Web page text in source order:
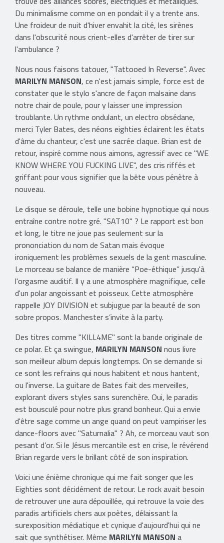
Du minimalisme comme on en pondait il y a trente ans.
Une froideur de nuit d'hiver envahit la cité, les sirènes
dans l'obscurité nous crient-elles d'arrêter de tirer sur
l'ambulance ?
Nous nous faisons tatouer, "Tattooed In Reverse". Avec
MARILYN MANSON, ce n'est jamais simple, force est de
constater que le stylo s'ancre de façon malsaine dans
notre chair de poule, pour y laisser une impression
troublante. Un rythme ondulant, un electro obsédane,
merci Tyler Bates, des néons eighties éclairent les états
d'âme du chanteur, c'est une sacrée claque. Brian est de
retour, inspiré comme nous aimons, agressif avec ce "WE
KNOW WHERE YOU FUCKING LIVE", des cris riffés et
griffant pour vous signifier que la bête vous pénètre à
nouveau.
Le disque se déroule, telle une bobine hypnotique qui nous
entraîne contre notre gré. "SAT10" ? Le rapport est bon
et long, le titre ne joue pas seulement sur la
prononciation du nom de Satan mais évoque
ironiquement les problèmes sexuels de la gent masculine.
Le morceau se balance de manière “Poe-éthique” jusqu'à
l'orgasme auditif. Il y a une atmosphère magnifique, celle
d'un polar angoissant et poisseux. Cette atmosphère
rappelle JOY DIVISION et subjugue par la beauté de son
sobre propos. Manchester s’invite à la party.
Des titres comme "KILL4ME" sont la bande originale de
ce polar. Et ça swingue, MARILYN MANSON nous livre
son meilleur album depuis longtemps. On se demande si
ce sont les refrains qui nous habitent et nous hantent,
ou l'inverse. La guitare de Bates fait des merveilles,
explorant divers styles sans surenchère. Oui, le paradis
est bousculé pour notre plus grand bonheur. Qui a envie
d'être sage comme un ange quand on peut vampiriser les
dance-floors avec "Saturnalia" ? Ah, ce morceau vaut son
pesant d’or. Si le Jésus mercantile est en crise, le révérend
Brian regarde vers le brillant côté de son inspiration.
Voici une énième chronique qui me fait songer que les
Eighties sont décidément de retour. Le rock avait besoin
de retrouver une aura dépouillée, qui retrouve la voie des
paradis artificiels chers aux poètes, délaissant la
surexposition médiatique et cynique d'aujourd'hui qui ne
sait que synthétiser. Même MARILYN MANSON a